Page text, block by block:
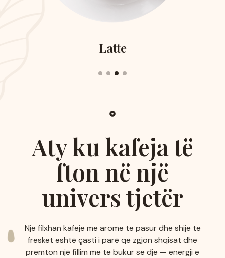
Aty ku kafeja të
fton në një
univers tjetër
Një filxhan kafeje me aromë të pasur dhe shije të
freskët është çasti i parë që zgjon shqisat dhe
premton një fillim më të bukur se dje — energji e